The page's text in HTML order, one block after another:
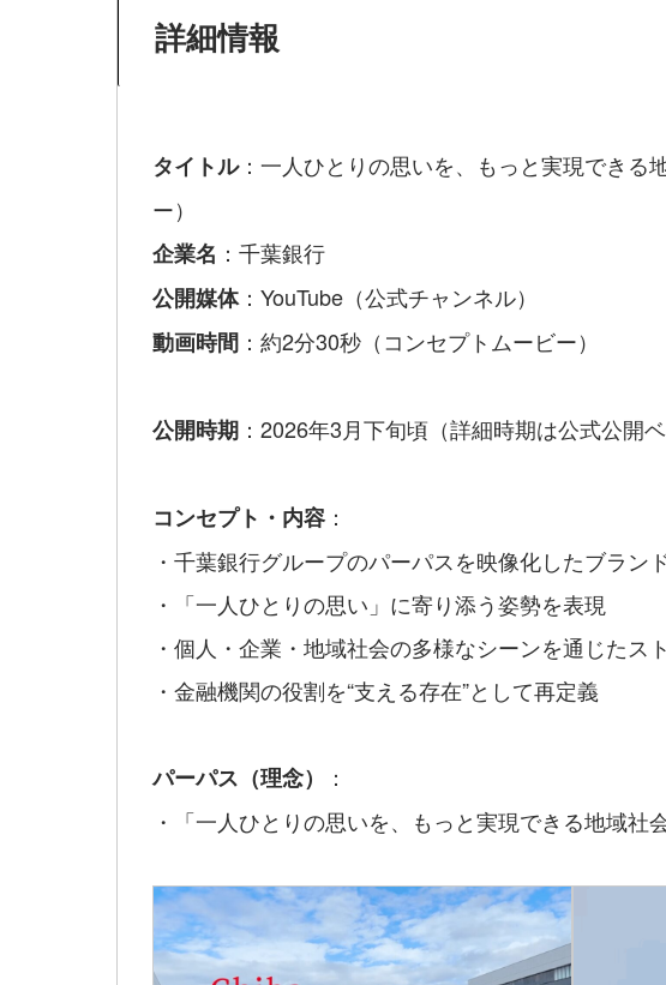
詳細情報
タイトル：一人ひとりの思いを、もっと実現できる
ー）
企業名 ：千葉銀行
公開媒体：YouTube（公式チャンネル）
動画時間：約2分30秒（コンセプトムービー）
公開時期：2026年3月下旬頃（詳細時期は公式公開ベ
コンセプト・内容：
・千葉銀行グループのパーパスを映像化したブラン
・「一人ひとりの思い」に寄り添う姿勢を表現
・個人・企業・地域社会の多様なシーンを通じたス
・金融機関の役割を“支える存在”として再定義
パーパス（理念）
：
・「一人ひとりの思いを、もっと実現できる地域社